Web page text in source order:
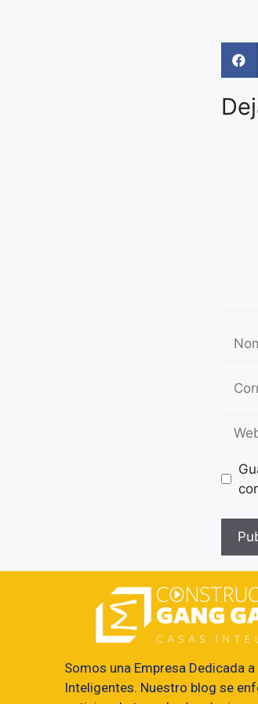
Somos una Empresa Dedicada
Inteligentes. Nuestro blog se